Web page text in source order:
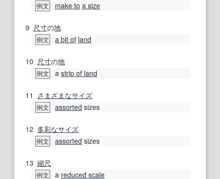
例文 make to a size
9 尺寸の地
例文 a bit of land
10 尺寸の地
例文 a strip of land
11 さまざまなサイズ
例文 assorted sizes
12 多彩なサイズ
例文 assorted sizes
13 縮尺
例文 a reduced scale